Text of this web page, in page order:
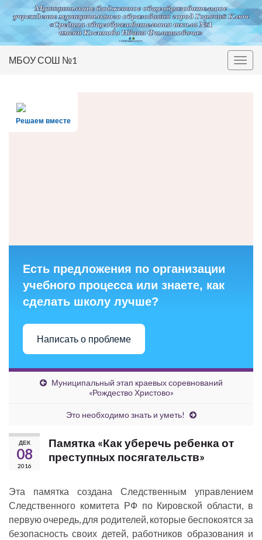
Вкл/
МБОУ СОШ №1
Решаем вместе
Есть предложения по организации
учебного процесса или знаете, как
сделать школу лучше?
Написать о проблеме
Муниципальный этап краевых соревнований
«Рождество Христово»
Это необходимо знать и уметь!
ДЕК
08
2016
Памятка «Как уберечь ребенка от
преступных посягательств»
Эта памятка создана Следственным управлением
Следственного комитета РФ по Кировской области, в
первую очередь, для родителей, которые беспокоятся за
безопасность своих детей, работников образования и